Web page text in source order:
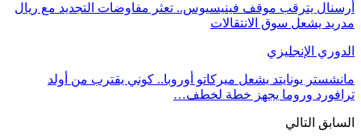
أرسنال يترقب موقف فينيسيوس.. تعثر مفاوضات التجديد مع ريال
مدريد يشعل سوق الانتقالات
الدوري الإنجليزي
مانشستر يونايتد يشعل ميركاتو أوروبا.. كوني يقترب من أولد
ترافورد وروما يجهز خطة لخطف…
السابق التالي